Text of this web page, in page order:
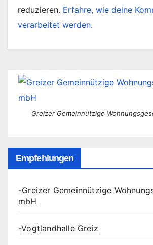
reduzieren. Erfahre, wie deine
verarbeitet werden.
Greizer Gemeinnützige
Empfehlungen
-Greizer Gemeinnützige
mbH
-Vogtlandhalle Greiz